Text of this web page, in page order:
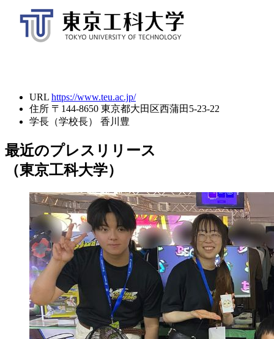
URL https://www.teu.ac.jp/
住所 〒144-8650 東京都大田区西蒲田5-23-22
学長（学校長）
香川豊
最近のプレスリリース
（東京工科大学）